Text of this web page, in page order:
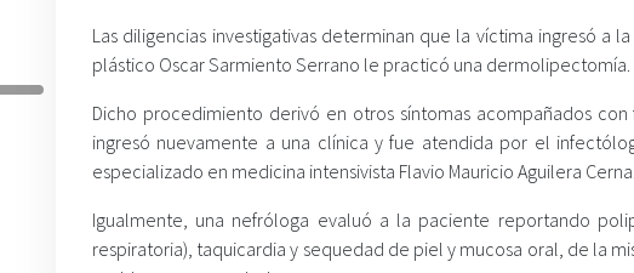
Las diligencias investigativas determinan que la víctima ingresó a
plástico Oscar Sarmiento Serrano le practicó una dermolipectomía.
Dicho procedimiento derivó en otros síntomas acompañados
ingresó nuevamente a una clínica y fue atendida por el
especializado en medicina intensivista Flavio Mauricio Aguilera Cerna.
Igualmente, una nefróloga evaluó a la paciente reportando
respiratoria), taquicardia y sequedad de piel y mucosa oral, de la